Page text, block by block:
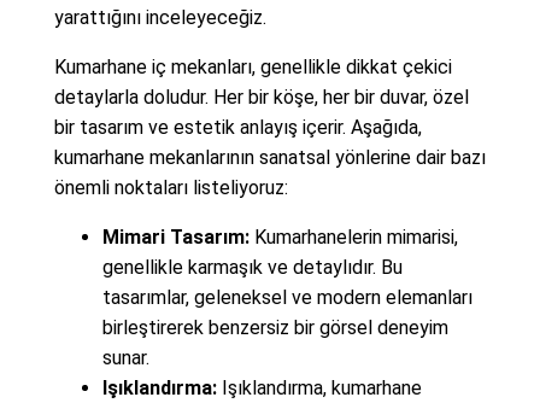
yarattığını inceleyeceğiz.
Kumarhane iç mekanları, genellikle dikkat çekici
detaylarla doludur. Her bir köşe, her bir duvar, özel
bir tasarım ve estetik anlayış içerir. Aşağıda,
kumarhane mekanlarının sanatsal yönlerine dair bazı
önemli noktaları listeliyoruz:
Mimari Tasarım:Kumarhanelerin mimarisi,
genellikle karmaşık ve detaylıdır. Bu
tasarımlar, geleneksel ve modern elemanları
birleştirerek benzersiz bir görsel deneyim
sunar.
Işıklandırma:Işıklandırma, kumarhane